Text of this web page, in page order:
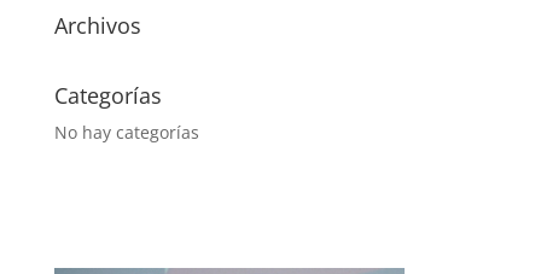
Archivos
Categorías
No hay categorías